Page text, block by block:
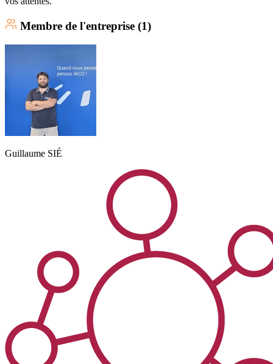
Membre de l'entreprise (1)
Guillaume SIÉ